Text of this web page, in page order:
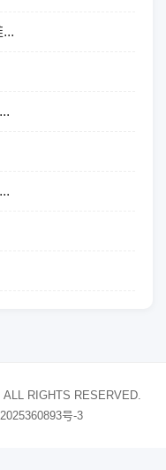
RIGHTS RESERVED.
号-3